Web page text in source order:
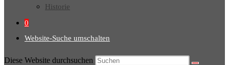
Historie
0
Website-Suche umschalten
Diese Website durchsuchen